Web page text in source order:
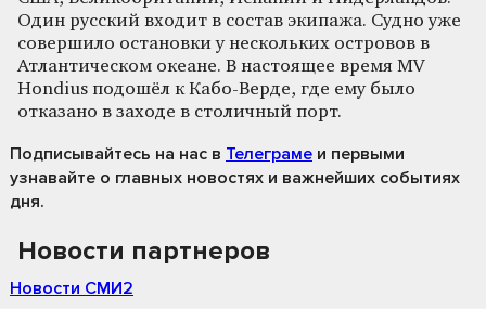
Один русский входит в состав экипажа. Судно уже
совершило остановки у нескольких островов в
Атлантическом океане. В настоящее время MV
Hondius подошёл к Кабо-Верде, где ему было
отказано в заходе в столичный порт.
Подписывайтесь на нас в Телеграме и первыми
узнавайте о главных новостях и важнейших событиях
дня.
Новости партнеров
Новости СМИ2